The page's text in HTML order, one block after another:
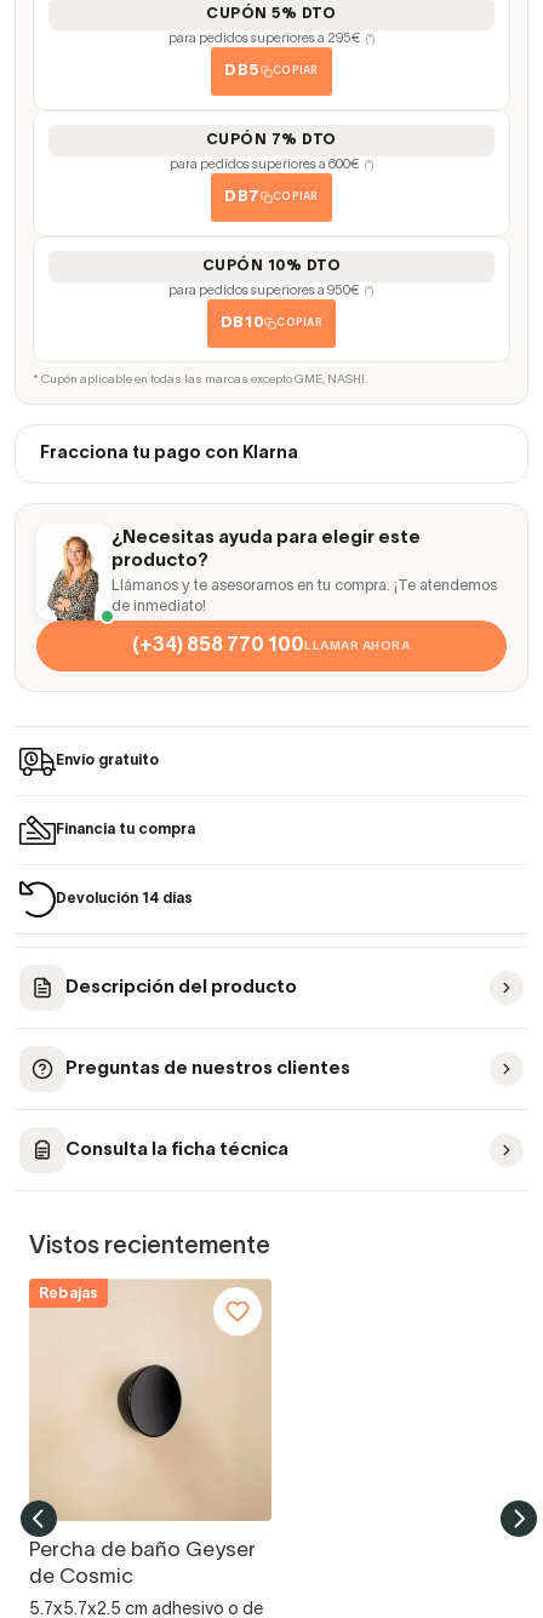
CUPÓN 5% DTO
para pedidos superiores a 295€ (*)
DB5 COPIAR
CUPÓN 7% DTO
para pedidos superiores a 600€ (*)
DB7 COPIAR
CUPÓN 10% DTO
para pedidos superiores a 950€ (*)
DB10 COPIAR
* Cupón aplicable en todas las marcas excepto GME, NASHI.
Fracciona tu pago con Klarna
¿Necesitas ayuda para elegir este
producto?
Llámanos y te asesoramos en tu compra. ¡Te atendemos
de inmediato!
(+34) 858 770 100LLAMAR AHORA
Envío gratuito
Financia tu compra
Devolución 14 días
Descripción del producto
Preguntas de nuestros clientes
Consulta la ficha técnica
Vistos recientemente
Rebajas
Percha de baño Geyser
de Cosmic
5.7x5.7x2.5 cm adhesivo o de